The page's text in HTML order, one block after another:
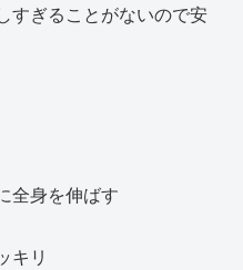
すぎることがないので安
全身を伸ばす
キリ